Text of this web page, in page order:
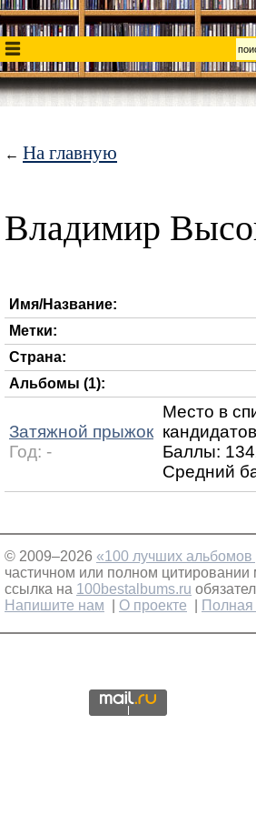
← На главную
Владимир
Имя/Название:
Метки:
Страна:
Альбомы (1):
Затяжной прыжок
Год: -
Место в
Баллы:
Средний
© 2009–2026 «100 лучших альбомов
частичном или полном цитировании
ссылка на 100bestalbums.ru
Напишите нам
О проекте Полная